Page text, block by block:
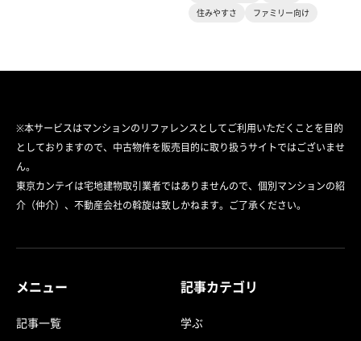
住みやすさ
ファミリー向け
※本サービスはマンションのリファレンスとしてご利用いただくことを目的
としておりますので、中古物件を販売目的に取り扱うサイトではございませ
ん。
東京カンテイは宅地建物取引業者ではありませんので、個別マンションの紹
介（仲介）、不動産会社の斡旋は致しかねます。ご了承ください。
メニュー
記事一覧
記事カテゴリ
学ぶ